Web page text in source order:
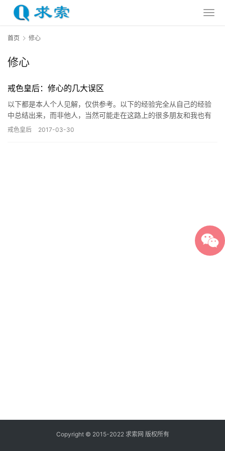
首页 修心
修心
戒色皇后：修心的几大误区
以下都是本人个人见解，仅供参考。以下的经验完全从自己的经验
中总结出来，而非他人，当然可能走在这路上的很多朋友和我也有
相同的感悟！ 趁有点时间写篇文。希望能够给大家一点点哪怕一点
戒色皇后 2017-03-30
Copyright © 2015-2022 求索网 版权所有